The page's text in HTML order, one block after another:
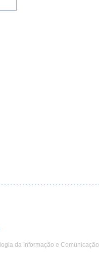
da Informação e Comunicação